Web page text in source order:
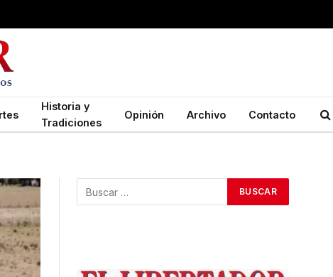
Historia y
Tradiciones
Opinión Archivo Contacto